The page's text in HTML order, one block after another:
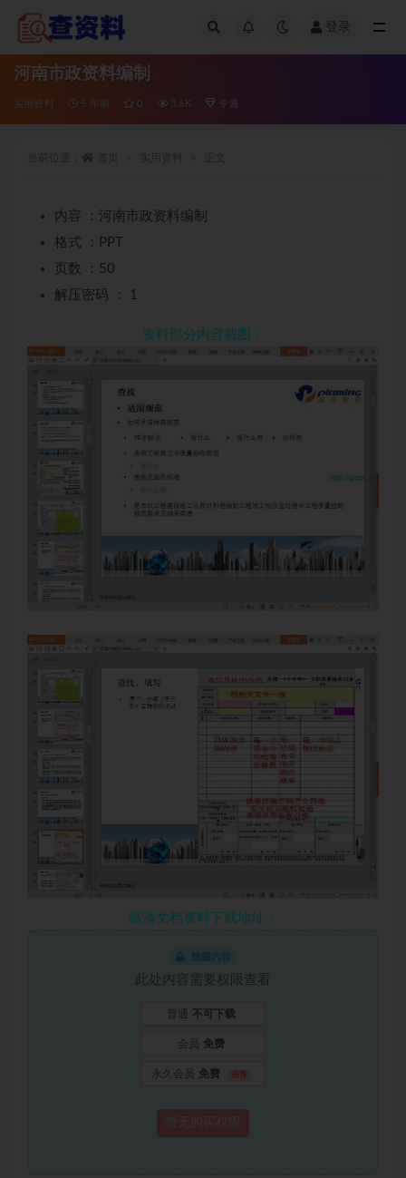
登录
河南市政资料编制
实用资料 5 年前 0 3.6K 专属
内容 ：河南市政资料编制
格式 ：PPT
页数 ：50
解压密码 ： 1
资料部分内容截图：
高清文档资料下载地址：
隐藏内容
此处内容需要权限查看
普通 不可下载
会员 免费
永久会员 免费 推荐